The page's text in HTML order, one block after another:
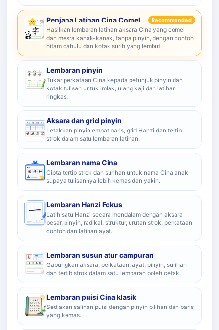
Penjana Latihan Cina Comel Recommended
Hasilkan lembaran latihan aksara Cina yang comel
dan mesra kanak-kanak, tanpa pinyin, dengan contoh
hitam dahulu dan kotak surih yang lembut.
Lembaran pinyin
Tukar perkataan Cina kepada petunjuk pinyin dan
kotak tulisan untuk imlak, ulang kaji dan latihan
ringkas.
Aksara dan grid pinyin
Letakkan pinyin empat baris, grid Hanzi dan tertib
strok dalam satu lembaran latihan.
Lembaran nama Cina
Cipta tertib strok dan surihan untuk nama Cina anak
supaya tulisannya lebih kemas dan yakin.
Lembaran Hanzi Fokus
Latih satu Hanzi secara mendalam dengan aksara
besar, pinyin, radikal, struktur, urutan strok, perkataan
contoh dan latihan ayat.
Lembaran susun atur campuran
Gabungkan aksara, perkataan, ayat, pinyin, surihan
dan tertib strok dalam satu lembaran boleh cetak.
Lembaran puisi Cina klasik
Sediakan salinan puisi dengan pinyin pilihan dan baris
yang kemas.